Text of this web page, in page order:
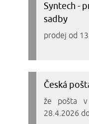
Syntech -
sadby
prodej od
Česká
že pošta
28.4.2026